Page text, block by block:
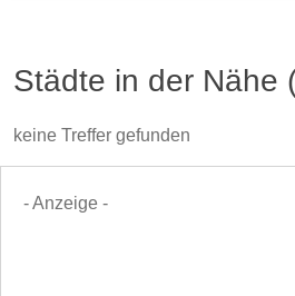
Städte in der Nähe
keine Treffer gefunden
- Anzeige -